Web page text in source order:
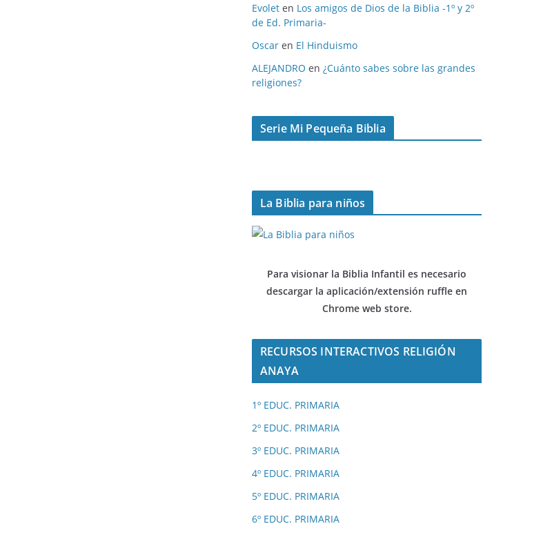
o
s
Evolet en Los amigos de Dios de la Biblia -1º y 2º
de Ed. Primaria-
Oscar en El Hinduismo
ALEJANDRO en ¿Cuánto sabes sobre las grandes
religiones?
Serie Mi Pequeña Biblia
La Biblia para niños
Para visionar la Biblia Infantil es necesario
descargar la aplicación/extensión ruffle en
Chrome web store.
RECURSOS INTERACTIVOS RELIGIÓN
ANAYA
1º EDUC. PRIMARIA
2º EDUC. PRIMARIA
3º EDUC. PRIMARIA
4º EDUC. PRIMARIA
5º EDUC. PRIMARIA
6º EDUC. PRIMARIA